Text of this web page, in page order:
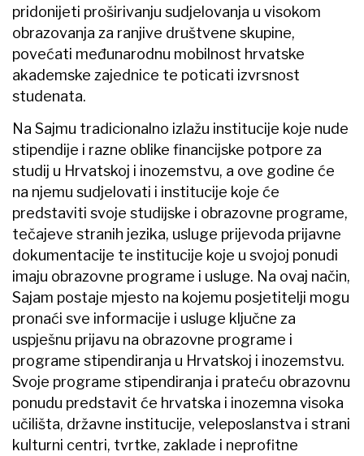
pridonijeti proširivanju sudjelovanja u visokom
obrazovanja za ranjive društvene skupine,
povećati međunarodnu mobilnost hrvatske
akademske zajednice te poticati izvrsnost
studenata.
Na Sajmu tradicionalno izlažu institucije koje nude
stipendije i razne oblike financijske potpore za
studij u Hrvatskoj i inozemstvu, a ove godine će
na njemu sudjelovati i institucije koje će
predstaviti svoje studijske i obrazovne programe,
tečajeve stranih jezika, usluge prijevoda prijavne
dokumentacije te institucije koje u svojoj ponudi
imaju obrazovne programe i usluge. Na ovaj način,
Sajam postaje mjesto na kojemu posjetitelji mogu
pronaći sve informacije i usluge ključne za
uspješnu prijavu na obrazovne programe i
programe stipendiranja u Hrvatskoj i inozemstvu.
Svoje programe stipendiranja i prateću obrazovnu
ponudu predstavit će hrvatska i inozemna visoka
učilišta, državne institucije, veleposlanstva i strani
kulturni centri, tvrtke, zaklade i neprofitne